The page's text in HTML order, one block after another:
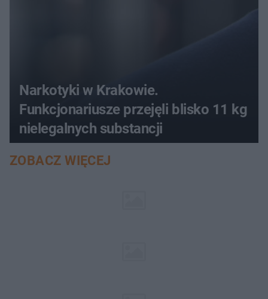
Narkotyki w Krakowie.
Funkcjonariusze przejęli blisko 11 kg
nielegalnych substancji
ZOBACZ WIĘCEJ